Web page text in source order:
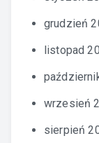
grudzień
listopad
wrzesień
sierpień